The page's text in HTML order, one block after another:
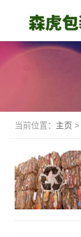
当前位置： 主页 >